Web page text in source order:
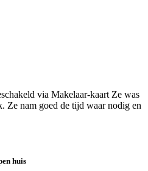
via Makelaar-kaart Ze was
Ze nam goed de tijd waar nodig en
huis